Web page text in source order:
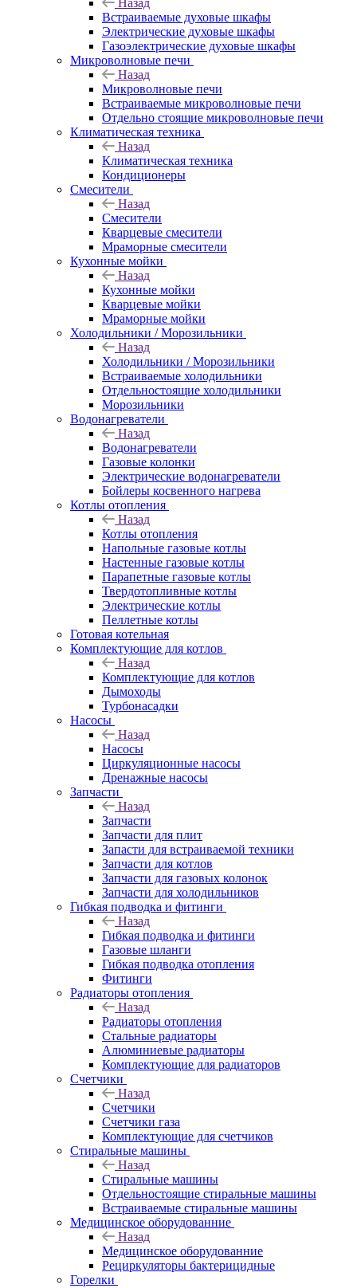
Назад
Встраиваемые духовые шкафы
Электрические духовые шкафы
Газоэлектрические духовые шкафы
Микроволновые печи
Назад
Микроволновые печи
Встраиваемые микроволновые печи
Отдельно стоящие микроволновые печи
Климатическая техника
Назад
Климатическая техника
Кондиционеры
Смесители
Назад
Смесители
Кварцевые смесители
Мраморные смесители
Кухонные мойки
Назад
Кухонные мойки
Кварцевые мойки
Мраморные мойки
Холодильники / Морозильники
Назад
Холодильники / Морозильники
Встраиваемые холодильники
Отдельностоящие холодильники
Морозильники
Водонагреватели
Назад
Водонагреватели
Газовые колонки
Электрические водонагреватели
Бойлеры косвенного нагрева
Котлы отопления
Назад
Котлы отопления
Напольные газовые котлы
Настенные газовые котлы
Парапетные газовые котлы
Твердотопливные котлы
Электрические котлы
Пеллетные котлы
Готовая котельная
Комплектующие для котлов
Назад
Комплектующие для котлов
Дымоходы
Турбонасадки
Насосы
Назад
Насосы
Циркуляционные насосы
Дренажные насосы
Запчасти
Назад
Запчасти
Запчасти для плит
Запасти для встраиваемой техники
Запчасти для котлов
Запчасти для газовых колонок
Запчасти для холодильников
Гибкая подводка и фитинги
Назад
Гибкая подводка и фитинги
Газовые шланги
Гибкая подводка отопления
Фитинги
Радиаторы отопления
Назад
Радиаторы отопления
Стальные радиаторы
Алюминиевые радиаторы
Комплектующие для радиаторов
Счетчики
Назад
Счетчики
Счетчики газа
Комплектующие для счетчиков
Стиральные машины
Назад
Стиральные машины
Отдельностоящие стиральные машины
Встраиваемые стиральные машины
Медицинское оборудованние
Назад
Медицинское оборудованние
Рециркуляторы бактерицидные
Горелки